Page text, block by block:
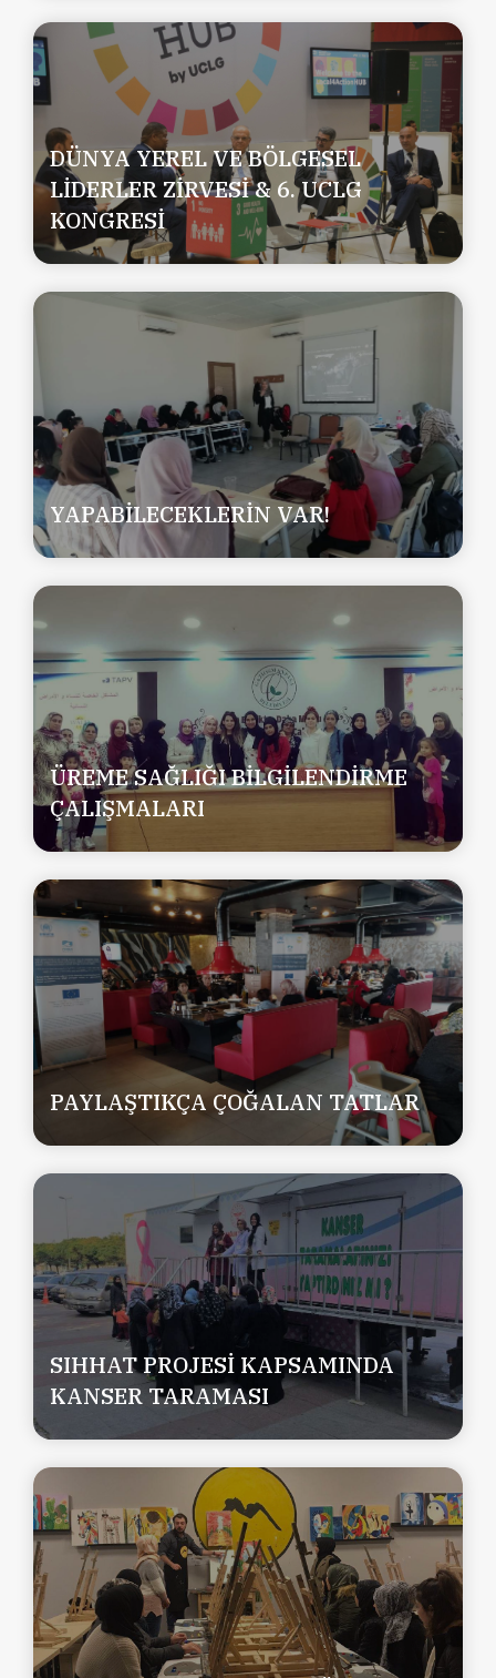
DÜNYA YEREL VE BÖLGESEL
LİDERLER ZİRVESİ & 6. UCLG
KONGRESİ
YAPABİLECEKLERİN VAR!
ÜREME SAĞLIĞI BİLGİLENDİRME
ÇALIŞMALARI
PAYLAŞTIKÇA ÇOĞALAN TATLAR
SIHHAT PROJESİ KAPSAMINDA
KANSER TARAMASI